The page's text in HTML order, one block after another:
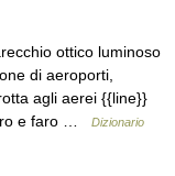
ottico luminoso
di aeroporti,
agli aerei {{line}}
e faro …
Dizionario